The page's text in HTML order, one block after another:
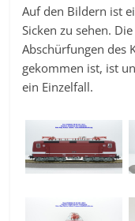
Auf den Bildern ist
Sicken zu sehen.
Abschürfungen des
gekommen ist, ist
ein Einzelfall.